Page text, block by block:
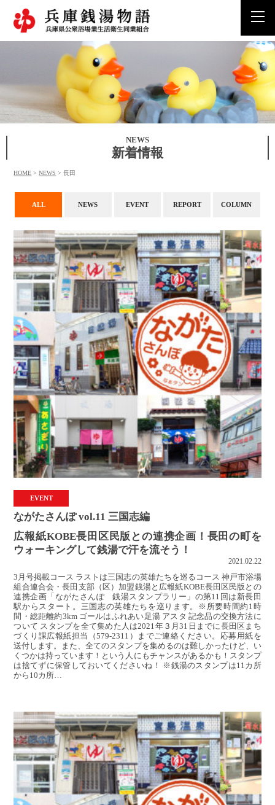
NEWS
新着情報
HOME >NEWS >長田
ALL NEWS EVENT REPORT COLUMN
EVENT
ながたさんぽ vol.11 三国志編
広報紙KOBE長田区民版との連携企画！長田の町を
ウォーキングして銭湯で汗を流そう！
2021.02.22
3月号掲載コース ラストは三国志の英雄たちを巡るコース 神戸市浴場
組合連合会・長田支部（区）加盟銭湯と広報紙KOBE長田区民版との
連携企画「ながたさんぽ 銭湯スタンプラリー」の第11回は新長田
駅からスタート。三国志の英雄たちを巡ります。※所要時間約1時
間・総距離約3km ゴールはふれあい足湯 アスタ 記念品の交換方法に
ついて スタンプを全て集めた人は2021年３月31日までに長田区まち
づくり課広報紙担当（579-2311）までご連絡ください。応募用紙を
送付します。また、全てのスタンプを集めるのは難しかったけど、い
くつかは持っています！という人にもチャンスがあるかも！スタンプ
は捨てずに保管しておいてくださいね！ ※銭湯のスタンプは11カ所
から10カ所…